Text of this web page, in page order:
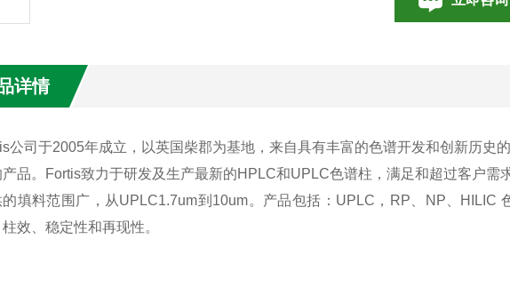
详情
公司于2005年成立，以英国柴郡为基地，来自具有丰富的色谱开发和创新历史
产品。Fortis致力于研发及生产最新的HPLC和UPLC色谱柱，满足和超过客户需
的填料范围广，从UPLC1.7um到10um。产品包括：UPLC，RP、NP、HILIC
效、稳定性和再现性。